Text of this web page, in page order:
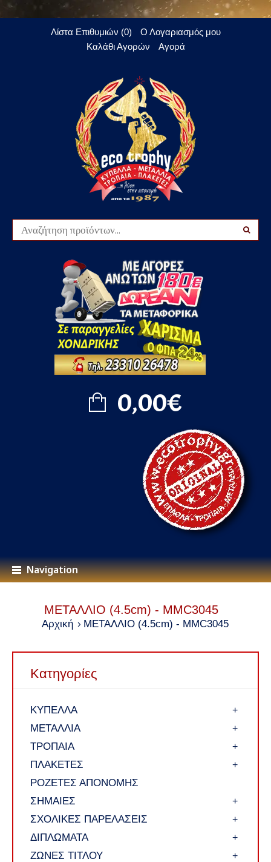
Λίστα Επιθυμιών (0)
Ο Λογαριασμός μου
Καλάθι Αγορών
Αγορά
0,00€
Navigation
ΜΕΤΑΛΛΙΟ (4.5cm) - MMC3045
Αρχική ΜΕΤΑΛΛΙΟ (4.5cm) - MMC3045
Κατηγορίες
ΚΥΠΕΛΛΑ +
ΜΕΤΑΛΛΙΑ +
ΤΡΟΠΑΙΑ +
ΠΛΑΚΕΤΕΣ +
ΡΟΖΕΤΕΣ ΑΠΟΝΟΜΗΣ
ΣΗΜΑΙΕΣ
+
ΣΧΟΛΙΚΕΣ ΠΑΡΕΛΑΣΕΙΣ +
ΔΙΠΛΩΜΑΤΑ +
ΖΩΝΕΣ ΤΙΤΛΟΥ +